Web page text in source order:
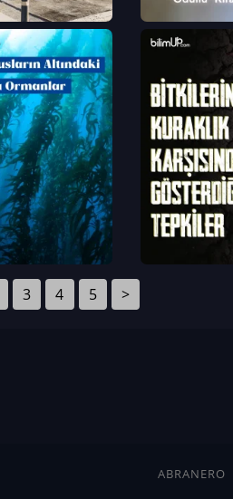
3 4 5 >
ABRANERO